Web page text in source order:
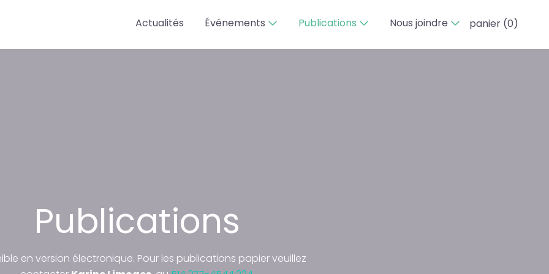
Actualités Événements Publications Nous joindre panier (0)
Publications
en version électronique. Pour les publications papier veuillez